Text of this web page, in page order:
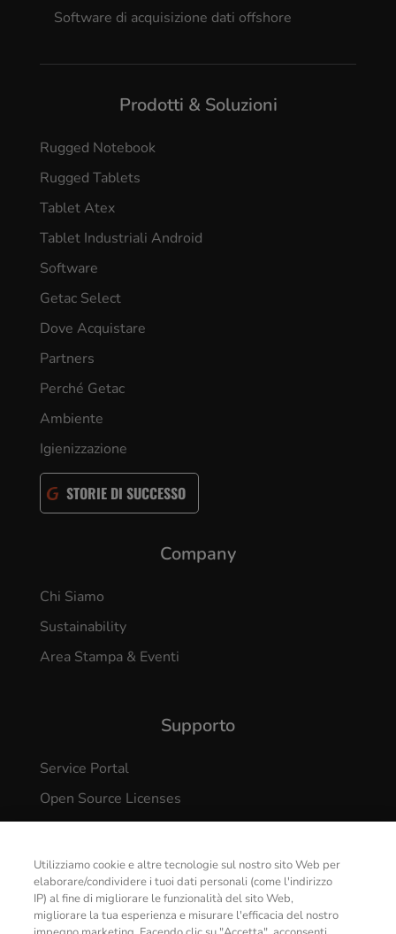
Software di acquisizione dati offshore
Prodotti & Soluzioni
Rugged Notebook
Rugged Tablets
Tablet Atex
Tablet Industriali Android
Software
Getac Select
Dove Acquistare
Partners
Perché Getac
Ambiente
Igienizzazione
STORIE DI SUCCESSO
Company
Chi Siamo
Sustainability
Area Stampa & Eventi
Supporto
Service Portal
Open Source Licenses
Security Vulnerabilities Reporting
Utilizziamo cookie e altre tecnologie sul nostro sito Web per
elaborare/condividere i tuoi dati personali (come l'indirizzo
IP) al fine di migliorare le funzionalità del sito Web,
migliorare la tua esperienza e misurare l'efficacia del nostro